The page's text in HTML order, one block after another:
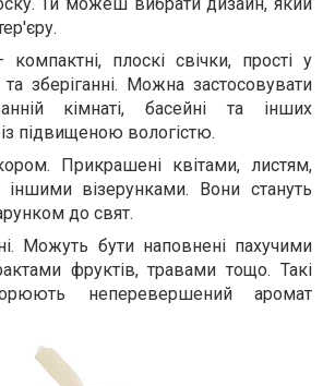
компактні, плоскі свічки, прості у
та зберіганні. Можна застосовувати
кімнаті, басейні та інших
підвищеною вологістю.
Прикрашені квітами, листям,
іншими візерунками. Вони стануть
до свят.
Можуть бути наповнені пахучими
фруктів, травами тощо. Такі
неперевершений аромат